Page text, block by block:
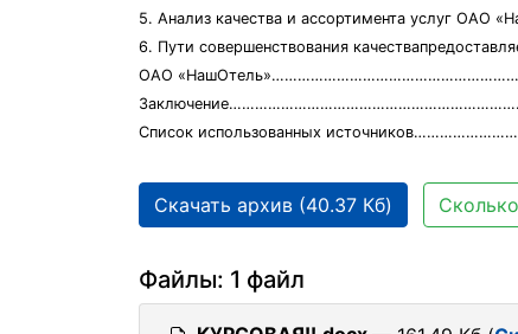
5. Анализ качества и ассортимента услуг
6. Пути совершенствования
ОАО
Список использованных
Скачать архив (40.37 Кб)
Файлы: 1 файл